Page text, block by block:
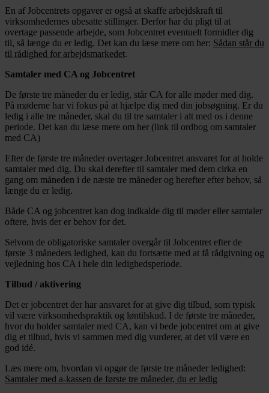
En af Jobcentrets opgaver er også at skaffe arbejdskraft til
virksomhedernes ubesatte stillinger. Derfor har du pligt til at
overtage passende arbejde, som Jobcentret eventuelt formidler dig
til, så længe du er ledig. Det kan du læse mere om her: Sådan står du
til rådighed for arbejdsmarkedet.
Samtaler med CA og Jobcentret
De første tre måneder du er ledig, står CA for alle møder med dig.
På møderne har vi fokus på at hjælpe dig med din jobsøgning. Er du
ledig i alle tre måneder, skal du til tre samtaler i alt med os i denne
periode. Det kan du læse mere om her (link til ordbog om samtaler
med CA)
Efter de første tre måneder overtager Jobcentret ansvaret for at holde
samtaler med dig. Du skal derefter til samtaler med dem cirka en
gang om måneden i de næste tre måneder og herefter efter behov, så
længe du er ledig.
Både CA og jobcentret kan dog indkalde dig til møder eller samtaler
oftere, hvis der er behov for det.
Selvom de obligatoriske samtaler overgår til Jobcentret efter de
første 3 måneders ledighed, kan du fortsætte med at få rådgivning og
vejledning hos CA i hele din ledighedsperiode.
Tilbud / aktivering
Det er jobcentret der har ansvaret for at give dig tilbud, som typisk
vil være virksomhedspraktik og løntilskud. I de første tre måneder,
hvor du holder samtaler med CA, kan vi bede jobcentret om at give
dig et tilbud, hvis vi sammen med dig vurderer, at det vil være en
god idé.
Læs mere om, hvordan vi opgør de første tre måneder ledighed:
Samtaler med a-kassen de første tre måneder, du er ledig